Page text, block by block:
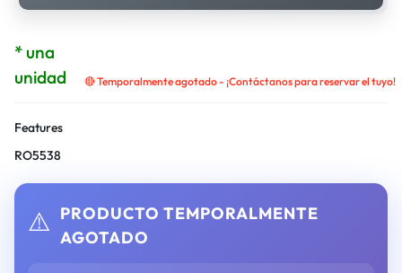
* una
unidad
🔴 Temporalmente agotado - ¡Contáctanos para reservar el tuyo!
Features
RO5538
⚠️ PRODUCTO TEMPORALMENTE
AGOTADO